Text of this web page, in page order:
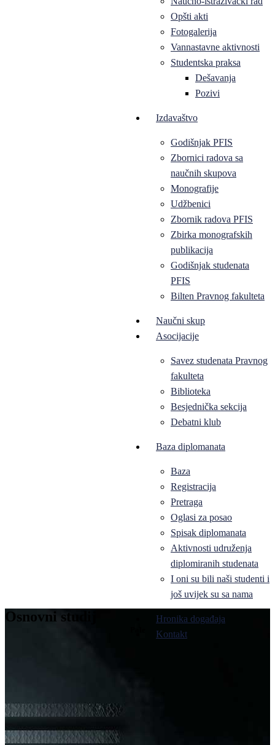
Opšti akti
Fotogalerija
Vannastavne aktivnosti
Studentska praksa
Dešavanja
Pozivi
Izdavaštvo
Godišnjak PFIS
Zbornici radova sa
naučnih skupova
Monografije
Udžbenici
Zbornik radova PFIS
Zbirka monografskih
publikacija
Godišnjak studenata
PFIS
Bilten Pravnog fakulteta
Naučni skup
Asocijacije
Savez studenata Pravnog
fakulteta
Biblioteka
Besjednička sekcija
Debatni klub
Baza diplomanata
Baza
Registracija
Pretraga
Oglasi za posao
Spisak diplomanata
Aktivnosti udruženja
diplomiranih studenata
I oni su bili naši studenti i
još uvijek su sa nama
Hronika događaja
Kontakt
Osnovni studij